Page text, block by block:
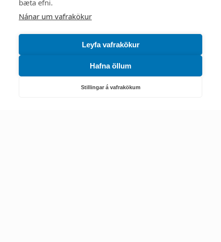
bæta efni.
Nánar um vafrakökur
Leyfa vafrakökur
Hafna öllum
Stillingar á vafrakökum
Starfsstöðvar
Náttúruverndarstofnun
Veiðimál, friðlýst svæði, landvarsla og náttúruvernd